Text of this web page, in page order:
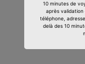
10 minutes de
après
téléphone,
delà des 10